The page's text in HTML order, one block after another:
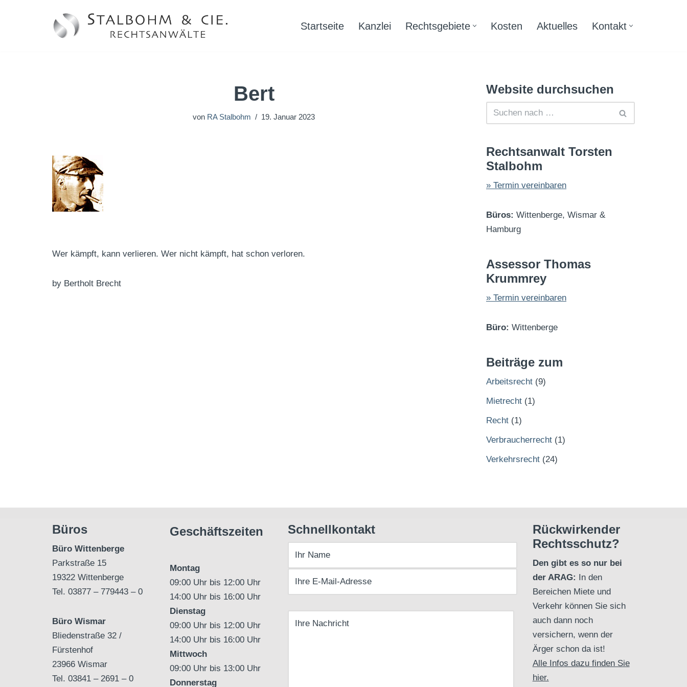
Startseite Kanzlei Rechtsgebiete Kosten Aktuelles Kontakt
Bert
von RA Stalbohm 19. Januar 2023
Wer kämpft, kann verlieren. Wer nicht kämpft, hat schon verloren.
by Bertholt Brecht
Website durchsuchen
Rechtsanwalt Torsten
Stalbohm
» Termin vereinbaren
Büros: Wittenberge, Wismar &
Hamburg
Assessor Thomas
Krummrey
» Termin vereinbaren
Büro: Wittenberge
Beiträge zum
Arbeitsrecht (9)
Mietrecht (1)
Recht (1)
Verbraucherrecht (1)
Verkehrsrecht (24)
Büros
Büro Wittenberge
Parkstraße 15
19322 Wittenberge
Tel. 03877 – 779443 – 0
Büro Wismar
Bliedenstraße 32 /
Fürstenhof
23966 Wismar
Tel. 03841 – 2691 – 0
Geschäftszeiten
Montag
09:00 Uhr bis 12:00 Uhr
14:00 Uhr bis 16:00 Uhr
Dienstag
09:00 Uhr bis 12:00 Uhr
14:00 Uhr bis 16:00 Uhr
Mittwoch
09:00 Uhr bis 13:00 Uhr
Donnerstag
Schnellkontakt
Rückwirkender
Rechtsschutz?
Den gibt es so nur bei
der ARAG: In den
Bereichen Miete und
Verkehr können Sie sich
auch dann noch
versichern, wenn der
Ärger schon da ist!
Alle Infos dazu finden Sie
hier.